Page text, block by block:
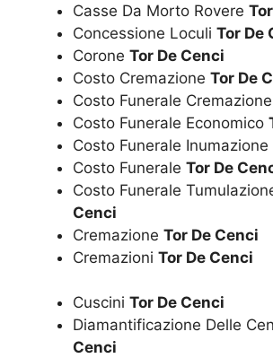
Casse Da Morto Rovere
Concessione Loculi Tor De
Corone Tor De Cenci
Costo Cremazione Tor De
Costo Funerale Cremazione
Costo Funerale Economico
Costo Funerale Inumazione
Costo Funerale Tor De
Costo Funerale
Cenci
Cremazione Tor De Cenci
Cremazioni Tor De Cenci
Cuscini Tor De Cenci
Diamantificazione Delle
Cenci